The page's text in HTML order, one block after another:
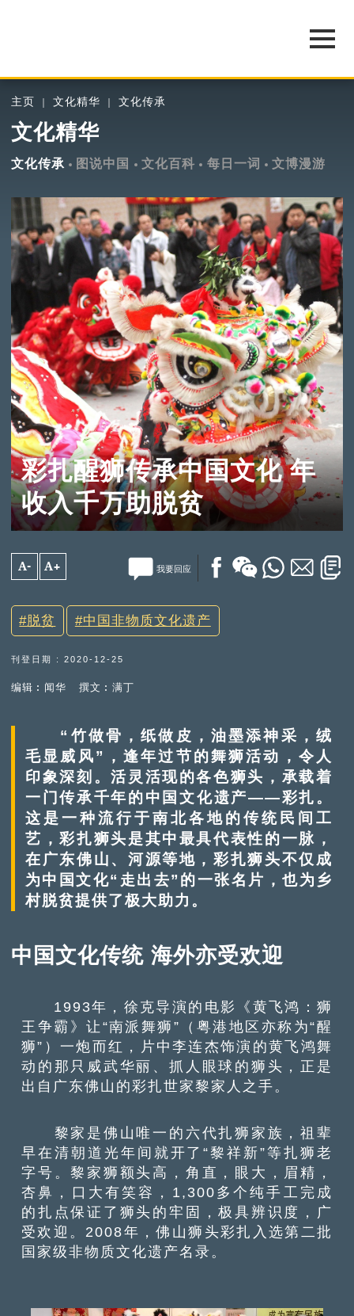
主页 文化精华 文化传承
文化精华
文化传承 图说中国 文化百科 每日一词 文博漫游
彩扎醒狮传承中国文化 年
收入千万助脱贫
A- A+ 我要回应
脱贫 中国非物质文化遗产
刊登日期 : 2020-12-25
编辑︰闻华 撰文︰满丁
“竹做骨，纸做皮，油墨添神采，绒
毛显威风”，逢年过节的舞狮活动，令人
印象深刻。活灵活现的各色狮头，承载着
一门传承千年的中国文化遗产——彩扎。
这是一种流行于南北各地的传统民间工
艺，彩扎狮头是其中最具代表性的一脉，
在广东佛山、河源等地，彩扎狮头不仅成
为中国文化“走出去”的一张名片，也为乡
村脱贫提供了极大助力。
中国文化传统 海外亦受欢迎
1993年，徐克导演的电影《黄飞鸿：狮
王争霸》让“南派舞狮”（粤港地区亦称为“醒
狮”）一炮而红，片中李连杰饰演的黄飞鸿舞
动的那只威武华丽、抓人眼球的狮头，正是
出自广东佛山的彩扎世家黎家人之手。
黎家是佛山唯一的六代扎狮家族，祖辈
早在清朝道光年间就开了“黎祥新”等扎狮老
字号。黎家狮额头高，角直，眼大，眉精，
杏鼻，口大有笑容，1,300多个纯手工完成
的扎点保证了狮头的牢固，极具辨识度，广
受欢迎。2008年，佛山狮头彩扎入选第二批
国家级非物质文化遗产名录。